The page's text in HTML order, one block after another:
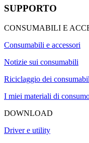
SUPPORTO
CONSUMABILI E
Consumabili e accessori
Notizie sui consumabili
Riciclaggio dei
I miei materiali di
DOWNLOAD
Driver e utility